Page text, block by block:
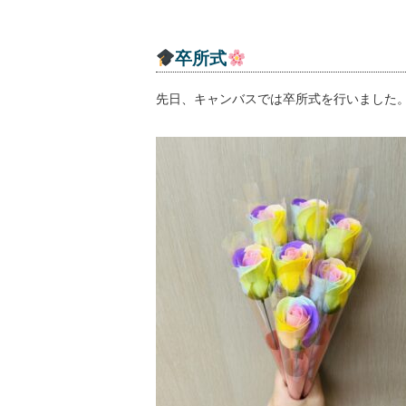
卒所式
先日、キャンバスでは卒所式を行いました